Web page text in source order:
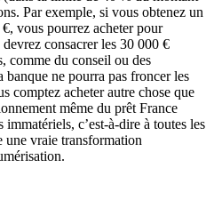
Par exemple, si vous obtenez un
vous pourrez acheter pour
consacrer les 30 000 €
comme du conseil ou des
ne pourra pas froncer les
comptez acheter autre chose que
même du prêt France
c’est-à-dire à toutes les
une vraie transformation